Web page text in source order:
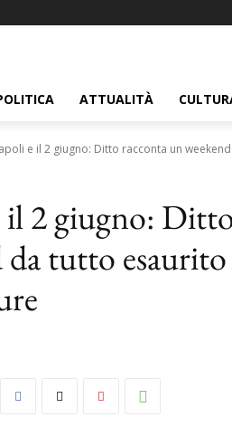
ATTUALITÀ
e il 2 giugno: Ditto racconta un
2 giugno:
da tutto